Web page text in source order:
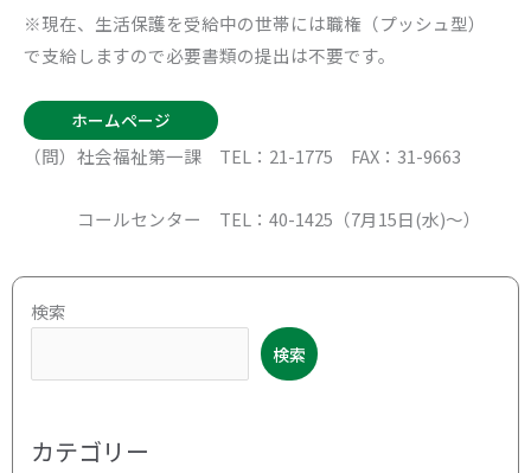
※現在、生活保護を受給中の世帯には職権（プッシュ型）
で支給しますので必要書類の提出は不要です。
ホームページ
（問）社会福祉第一課 TEL：21-1775 FAX：31-9663
コールセンター TEL：40-1425（7月15日(水)～）
検索
検索
カテゴリー
ア
カ
ブ